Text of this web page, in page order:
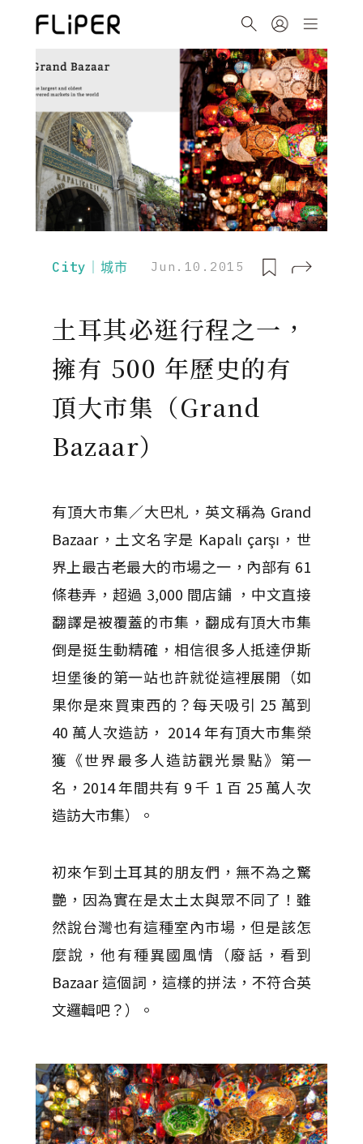
City｜城市 Jun.10.2015
土耳其必逛行程之一，
擁有 500 年歷史的有
頂大市集（Grand
Bazaar）
有頂大市集／大巴札，英文稱為 Grand
Bazaar，土文名字是 Kapalı çarşı，世
界上最古老最大的市場之一，內部有 61
條巷弄，超過 3,000 間店鋪 ，中文直接
翻譯是被覆蓋的市集，翻成有頂大市集
倒是挺生動精確，相信很多人抵達伊斯
坦堡後的第一站也許就從這裡展開（如
果你是來買東西的？每天吸引 25 萬到
40 萬人次造訪， 2014 年有頂大市集榮
獲《世界最多人造訪觀光景點》第一
名，2014 年間共有 9 千 1 百 25 萬人次
造訪大市集）。
初來乍到土耳其的朋友們，無不為之驚
艷，因為實在是太土太與眾不同了！雖
然說台灣也有這種室內市場，但是該怎
麼說，他有種異國風情（廢話，看到
Bazaar 這個詞，這樣的拼法，不符合英
文邏輯吧？）。